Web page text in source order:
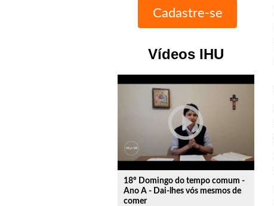
Vídeos IHU
play_circle_outline
18º Domingo do tempo comum -
Ano A - Dai-lhes vós mesmos de
comer